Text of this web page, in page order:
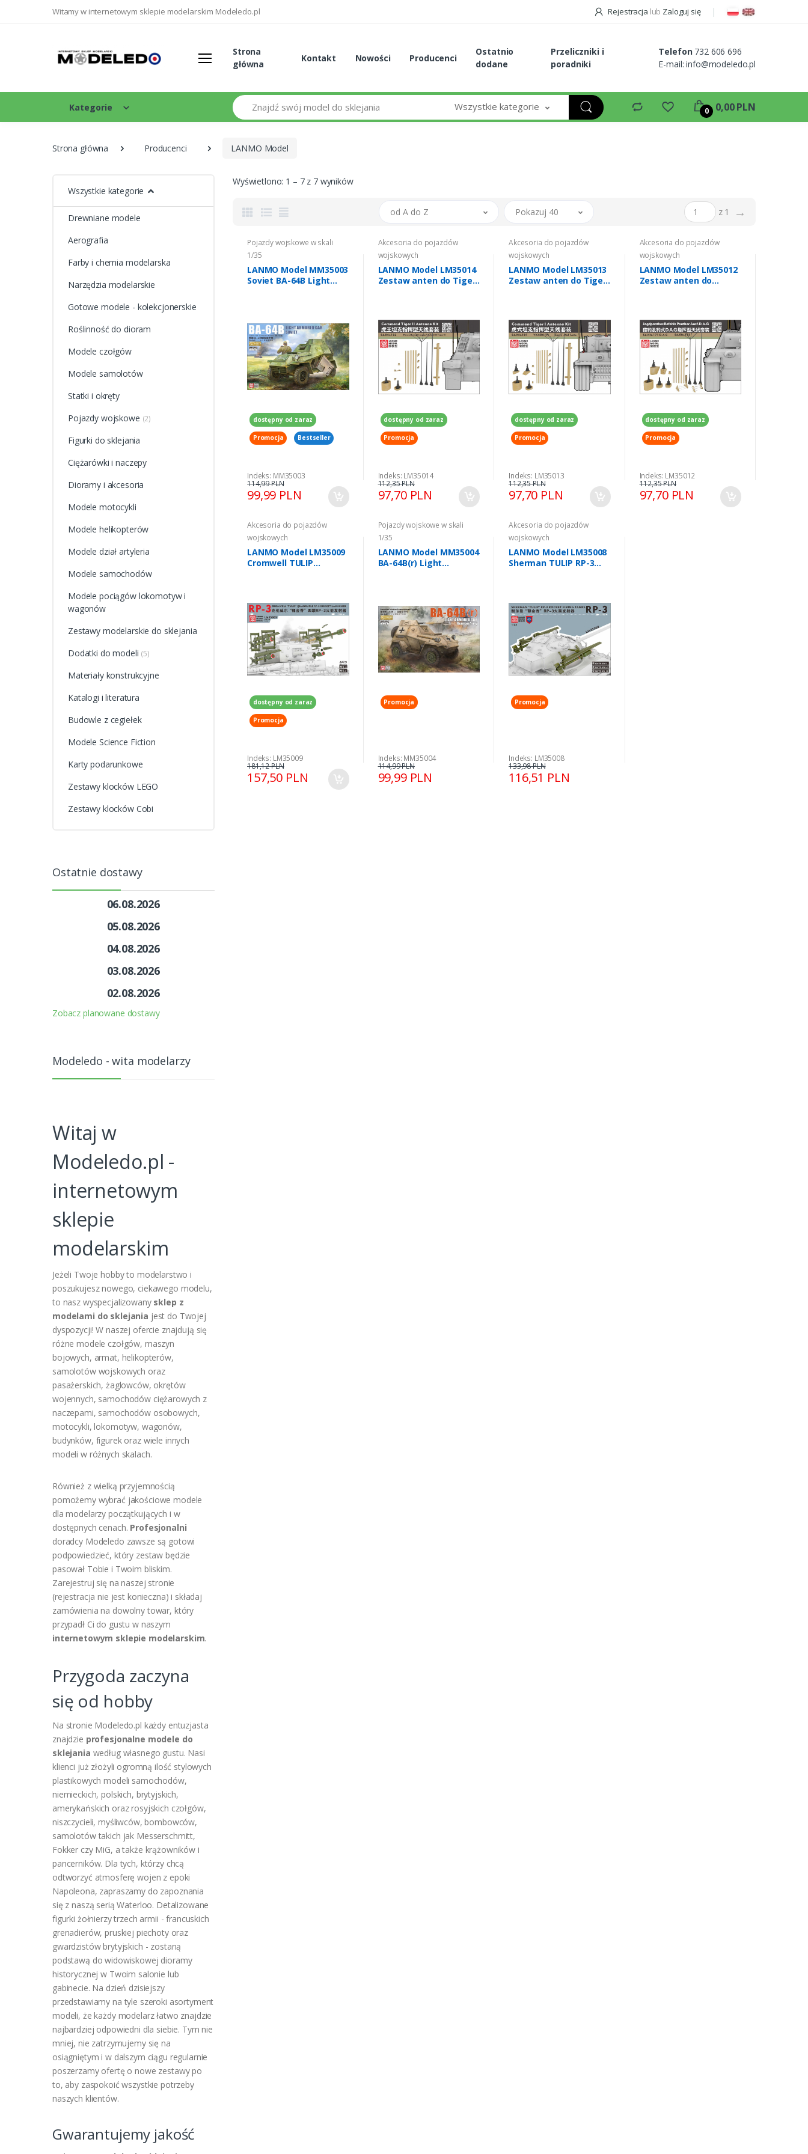
Witamy w internetowym sklepie modelarskim Modeledo.pl Rejestracja lub Zaloguj się
Strona
główna
Kontakt Nowości Producenci
Ostatnio
dodane
Przeliczniki i
poradniki
Telefon 732 606 696
E-mail:info@modeledo.pl
Kategorie
Szukaj Wszystkie kategorie 0 0,00 PLN
Strona główna Producenci LANMO Model
Wszystkie kategorie
Drewniane modele
Aerografia
Farby i chemia modelarska
Narzędzia modelarskie
Gotowe modele - kolekcjonerskie
Roślinność do dioram
Modele czołgów
Modele samolotów
Statki i okręty
Pojazdy wojskowe (2)
Figurki do sklejania
Ciężarówki i naczepy
Dioramy i akcesoria
Modele motocykli
Modele helikopterów
Modele dział artyleria
Modele samochodów
Modele pociągów lokomotyw i
wagonów
Zestawy modelarskie do sklejania
Dodatki do modeli (5)
Materiały konstrukcyjne
Katalogi i literatura
Budowle z cegiełek
Modele Science Fiction
Karty podarunkowe
Zestawy klocków LEGO
Zestawy klocków Cobi
Ostatnie dostawy
06.08.2026
05.08.2026
04.08.2026
03.08.2026
02.08.2026
Zobacz planowane dostawy
Modeledo - wita modelarzy
Witaj w
Modeledo.pl -
internetowym
sklepie
modelarskim
Jeżeli Twoje hobby to modelarstwo i
poszukujesz nowego, ciekawego modelu,
to nasz wyspecjalizowany sklep z
modelami do sklejania jest do Twojej
dyspozycji!W naszej ofercie znajdują się
różne modele czołgów, maszyn
bojowych, armat, helikopterów,
samolotów wojskowych oraz
pasażerskich, żaglowców, okrętów
wojennych, samochodów ciężarowych z
naczepami, samochodów osobowych,
motocykli, lokomotyw, wagonów,
budynków, figurek oraz wiele innych
modeli w różnych skalach.
Również z wielką przyjemnością
pomożemy wybrać jakościowe modele
dla modelarzy początkujących i w
dostępnych cenach. Profesjonalni
doradcy Modeledo zawsze są gotowi
podpowiedzieć, który zestaw będzie
pasował Tobie i Twoim bliskim.
Zarejestruj się na naszej stronie
(rejestracja nie jest konieczna) i składaj
zamówienia na dowolny towar, który
przypadł Ci do gustu w naszym
internetowym sklepie modelarskim.
Przygoda zaczyna
się od hobby
Na stronie Modeledo.pl każdy entuzjasta
znajdzie profesjonalne modele do
sklejania według własnego gustu. Nasi
klienci już złożyli ogromną ilość stylowych
plastikowych modeli samochodów,
niemieckich, polskich, brytyjskich,
amerykańskich oraz rosyjskich czołgów,
niszczycieli, myśliwców, bombowców,
samolotów takich jak Messerschmitt,
Fokker czy MiG, a także krążowników i
pancerników. Dla tych, którzy chcą
odtworzyć atmosferę wojen z epoki
Napoleona, zapraszamy do zapoznania
się z naszą serią Waterloo. Detalizowane
figurki żołnierzy trzech armii - francuskich
grenadierów, pruskiej piechoty oraz
gwardzistów brytyjskich - zostaną
podstawą do widowiskowej dioramy
historycznej w Twoim salonie lub
gabinecie. Na dzień dzisiejszy
przedstawiamy na tyle szeroki asortyment
modeli, że każdy modelarz łatwo znajdzie
najbardziej odpowiedni dla siebie. Tym nie
mniej, nie zatrzymujemy się na
osiągniętym i w dalszym ciągu regularnie
poszerzamy ofertę o nowe zestawy po
to, aby zaspokoić wszystkie potrzeby
naszych klientów.
Gwarantujemy jakość
Wyświetlono: 1 – 7 z 7 wyników
od A do Z Pokazuj 40 z 1 →
Pojazdy wojskowe w skali
1/35
LANMO Model MM35003
Soviet BA-64B Light
dostępny od zaraz
Promocja Bestseller
Indeks: MM35003
99,99 PLN
114,99 PLN
Akcesoria do pojazdów
wojskowych
LANMO Model LM35014
Zestaw anten do Tiger
dostępny od zaraz
Promocja
Indeks: LM35014
97,70 PLN
112,35 PLN
Akcesoria do pojazdów
wojskowych
LANMO Model LM35013
Zestaw anten do Tiger
dostępny od zaraz
Promocja
Indeks: LM35013
97,70 PLN
112,35 PLN
Akcesoria do pojazdów
wojskowych
LANMO Model LM35012
Zestaw anten do
dostępny od zaraz
Promocja
Indeks: LM35012
97,70 PLN
112,35 PLN
Akcesoria do pojazdów
wojskowych
LANMO Model LM35009
Cromwell TULIP
dostępny od zaraz
Promocja
Indeks: LM35009
157,50 PLN
181,12 PLN
Pojazdy wojskowe w skali
1/35
LANMO Model MM35004
BA-64B(r) Light
Promocja
Indeks: MM35004
99,99 PLN
114,99 PLN
Akcesoria do pojazdów
wojskowych
LANMO Model LM35008
Sherman TULIP RP-3
Promocja
Indeks: LM35008
116,51 PLN
133,98 PLN